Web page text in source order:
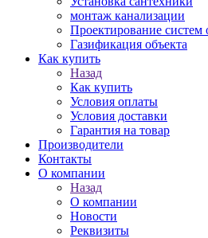
монтаж канализации
Проектирование систем
Газификация объекта
Как купить
Назад
Как купить
Условия оплаты
Условия доставки
Гарантия на товар
Производители
Контакты
О компании
Назад
О компании
Новости
Реквизиты